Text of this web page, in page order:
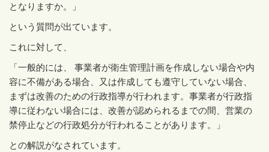
となりますか。」
という質問が出ています。
これに対して、
「一般的には、 事業者が衛生管理計画を作成しない場合や内
容に不備がある場合、又は作成しても遵守していない場合、
まずは改善のための行政指導が行われます。事業者が行政指
導に従わない場合には、改善が認められるまでの間、営業の
禁停止などの行政処分が行われることがあります。」
との解説がなされています。